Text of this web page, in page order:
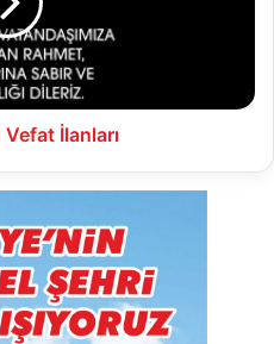
İlanları